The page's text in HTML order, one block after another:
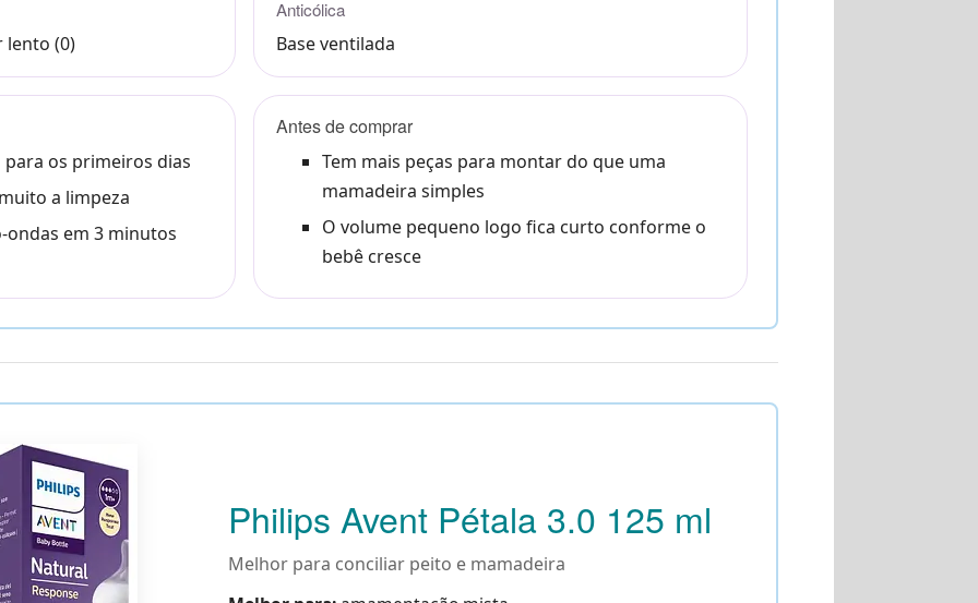
lento (0)
Anticólica
Base ventilada
os primeiros dias
a limpeza
em 3 minutos
Antes de comprar
Tem mais peças para montar do que uma
mamadeira simples
O volume pequeno logo fica curto conforme o
bebê cresce
Philips Avent Pétala 3.0 125 ml
Melhor para conciliar peito e mamadeira